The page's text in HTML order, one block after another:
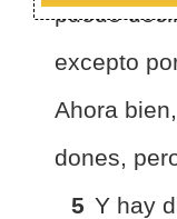
puede
excepto
Ahora
dones,
5 Y hay